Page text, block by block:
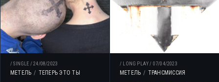
/SINGLE /24/08/2023
МЕТЕЛЬ ТЕПЕРЬ ЭТО ТЫ
/ LONG PLAY/ 07/04/2023
МЕТЕЛЬ ТРАНСМИССИЯ